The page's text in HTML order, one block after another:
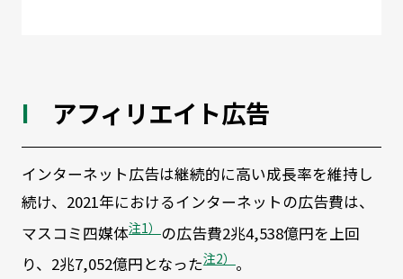
アフィリエイト広告
インターネット広告は継続的に高い成長率を維持し
続け、2021年におけるインターネットの広告費は、
マスコミ四媒体注1） の広告費2兆4,538億円を上回
り、2兆7,052億円となった注2） 。